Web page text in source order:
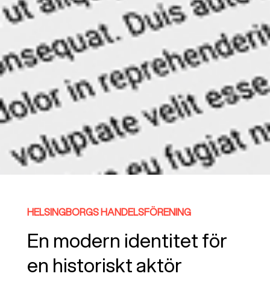
HELSINGBORGS HANDELSFÖRENING
En modern identitet för
en historiskt aktör